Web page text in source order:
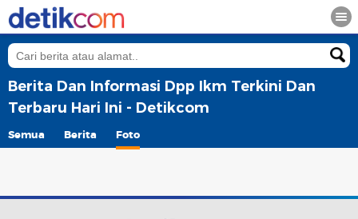
Berita Dan Informasi Dpp Ikm Terkini Dan
Terbaru Hari Ini - Detikcom
Semua Berita Foto